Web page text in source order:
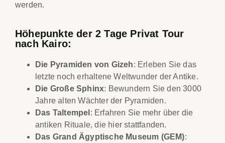
werden.
Höhepunkte der 2 Tage Privat Tour
nach Kairo:
Die Pyramiden von Gizeh: Erleben Sie das
letzte noch erhaltene Weltwunder der Antike.
Die Große Sphinx: Bewundern Sie den 3000
Jahre alten Wächter der Pyramiden.
Das Taltempel : Erfahren Sie mehr über die
antiken Rituale, die hier stattfanden.
Das Grand Ägyptische Museum (GEM):